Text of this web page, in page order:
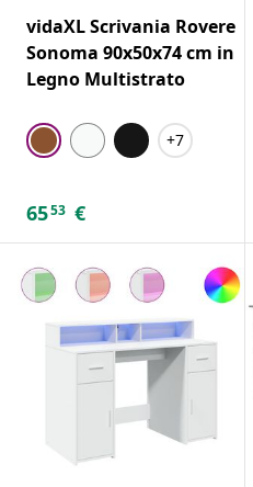
vidaXL Scrivania Rovere
Sonoma 90x50x74 cm in
Legno Multistrato
+7
6553 €